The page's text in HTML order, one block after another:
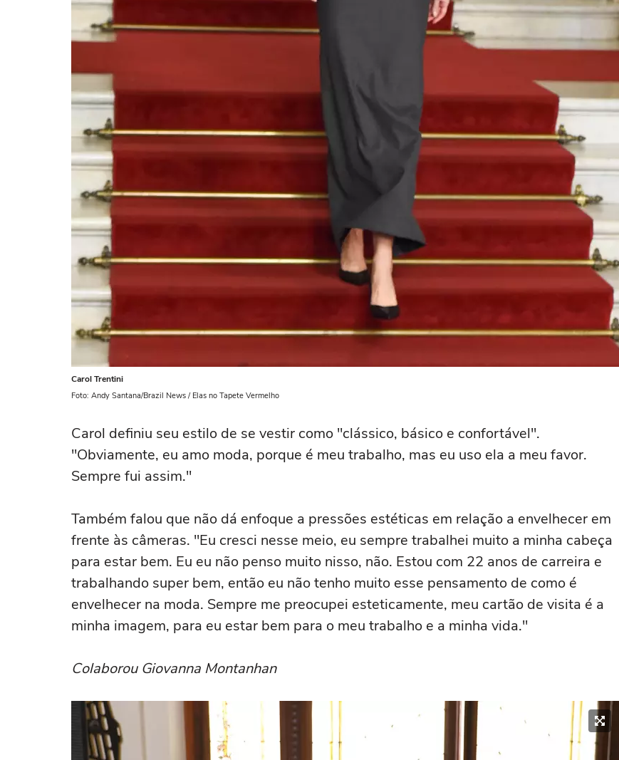
Carol Trentini
Foto: Andy Santana/Brazil News / Elas no Tapete Vermelho
Carol definiu seu estilo de se vestir como "clássico, básico e confortável".
"Obviamente, eu amo moda, porque é meu trabalho, mas eu uso ela a meu favor.
Sempre fui assim."
Também falou que não dá enfoque a pressões estéticas em relação a envelhecer em
frente às câmeras. "Eu cresci nesse meio, eu sempre trabalhei muito a minha cabeça
para estar bem. Eu eu não penso muito nisso, não. Estou com 22 anos de carreira e
trabalhando super bem, então eu não tenho muito esse pensamento de como é
envelhecer na moda. Sempre me preocupei esteticamente, meu cartão de visita é a
minha imagem, para eu estar bem para o meu trabalho e a minha vida."
Colaborou Giovanna Montanhan